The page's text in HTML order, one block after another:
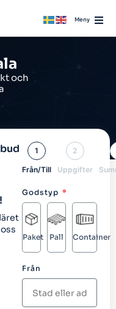
och
!
1
Från/Till
2
Uppgifter
Godstyp
Paket Pall Container
Från